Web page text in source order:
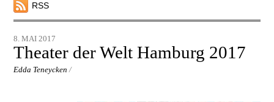
RSS
8. MAI 2017
Theater der Welt Hamburg 2017
Edda Teneycken /